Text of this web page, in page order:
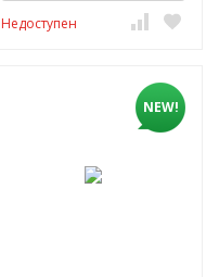
Недоступен
NEW!